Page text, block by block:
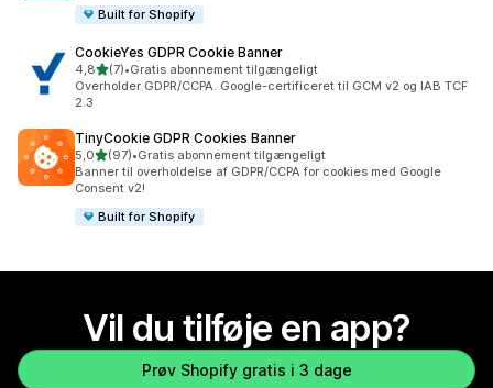
Built for Shopify
CookieYes GDPR Cookie Banner
4,8ud af 5 stjerner
(7)
7 anmeldelser i alt
•Gratis abonnement tilgængeligt
Overholder GDPR/CCPA. Google-certificeret til GCM v2 og IAB TCF
2.3
TinyCookie GDPR Cookies Banner
5,0ud af 5 stjerner
(97)
97 anmeldelser i alt
•Gratis abonnement tilgængeligt
Banner til overholdelse af GDPR/CCPA for cookies med Google
Consent v2!
Built for Shopify
Vil du tilføje en app?
Prøv Shopify gratis i 3 dage